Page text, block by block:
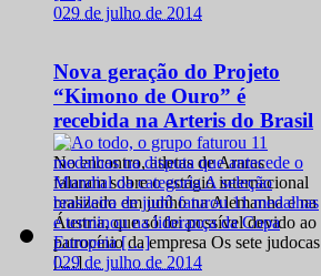
029 de julho de 2014
Nova geração do Projeto
“Kimono de Ouro” é
recebida na Arteris do Brasil
No encontro, atletas de Araras
falaram sobre o estágio internacional
realizado em junho na Alemanha e na
Áustria, que só foi possível devido ao
patrocínio da empresa Os sete judocas
[…]
029 de julho de 2014